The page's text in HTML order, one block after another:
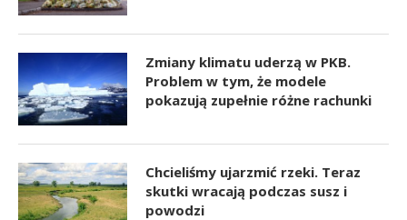
Zmiany klimatu uderzą w PKB.
Problem w tym, że modele
pokazują zupełnie różne rachunki
Chcieliśmy ujarzmić rzeki. Teraz
skutki wracają podczas susz i
powodzi